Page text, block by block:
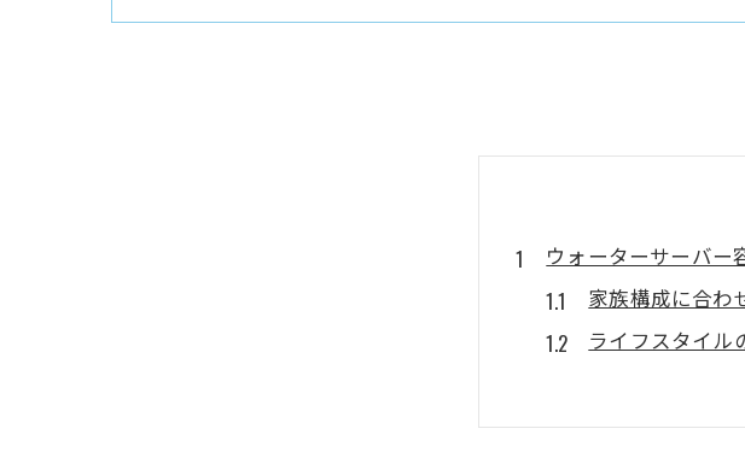
ウォーターサーバー
家族構成に合わ
ライフスタイル
ウォーターサ
環境にやさしい